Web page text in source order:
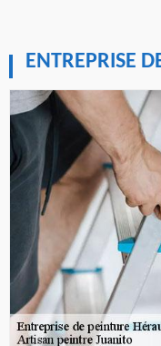
ENTREPRISE